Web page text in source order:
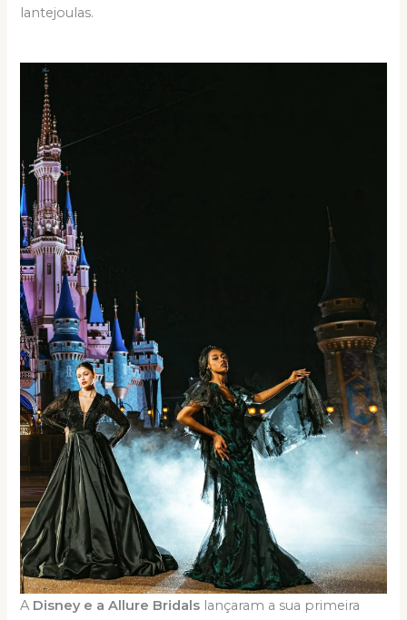
lantejoulas.
A Disney e a Allure Bridals lançaram a sua primeira